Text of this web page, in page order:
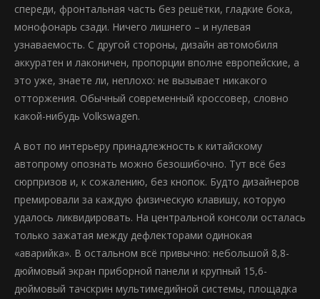
спереди, фронтальная часть без решётки, гладкие бока,
монофонарь сзади. Ничего лишнего – и нулевая
узнаваемость. С другой стороны, дизайн автомобиля
аккуратен и лаконичен, пропорции вполне европейские, а
это уже, знаете ли, неплохо: не вызывает никакого
отторжения. Обычный современный кроссовер, словно
какой-нибудь Volkswagen.
А вот по интерьеру принадлежность к китайскому
автопрому опознать можно безошибочно. Тут всё без
сюрпризов и, к сожалению, без кнопок. Будто дизайнеров
премировали за каждую физическую клавишу, которую
удалось ликвидировать. На центральной консоли осталась
только зажатая между дефлекторами одинокая
«аварийка». В остальном всё привычно: небольшой 8,8-
дюймовый экран приборной панели и крупный 15,6-
дюймовый тачскрин мультимедийной системы, площадка